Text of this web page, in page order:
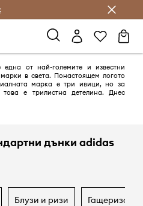
Answear Club
една от най-големите и известни
в света. Понастоящем логото
марка е три ивици, но за
това е трилистна детелина. Днес
дънки adidas
блузи и ризи гащеризони